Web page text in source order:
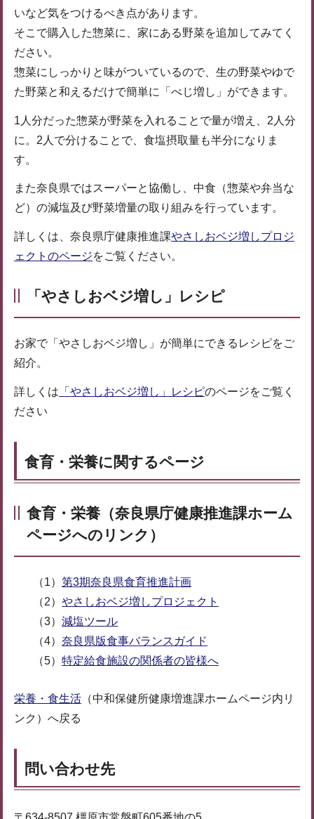
いなど気をつけるべき点があります。
そこで購入した惣菜に、家にある野菜を追加してみてく
ださい。
惣菜にしっかりと味がついているので、生の野菜やゆで
た野菜と和えるだけで簡単に「べじ増し」ができます。
1人分だった惣菜が野菜を入れることで量が増え、2人分
に。2人で分けることで、食塩摂取量も半分になりま
す。
また奈良県ではスーパーと協働し、中食（惣菜や弁当な
ど）の減塩及び野菜増量の取り組みを行っています。
詳しくは、奈良県庁健康推進課やさしおベジ増しプロジ
ェクトのページをご覧ください。
「やさしおベジ増し」レシピ
お家で「やさしおベジ増し」が簡単にできるレシピをご
紹介。
詳しくは 「やさしおベジ増し」レシピのページをご覧く
ださい
食育・栄養に関するページ
食育・栄養（奈良県庁健康推進課ホーム
ページへのリンク）
（1）第3期奈良県食育推進計画
（2）やさしおベジ増しプロジェクト
（3）減塩ツール
（4）奈良県版食事バランスガイド
（5）特定給食施設の関係者の皆様へ
栄養・食生活 （中和保健所健康増進課ホームページ内リ
ンク）へ戻る
問い合わせ先